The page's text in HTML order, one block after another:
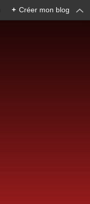
+ Créer mon blog